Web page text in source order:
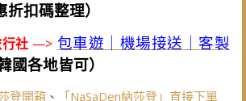
折扣碼整理）
社 —> 包車遊｜機場接送｜客製
韓國各地皆可）
登開箱 、 「NaSaDen納莎登」直接下單